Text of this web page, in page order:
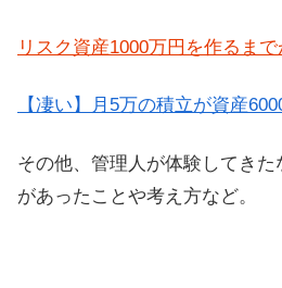
リスク資産1000万円を作るま
【凄い】月5万の積立が資産
その他、管理人が体験してき
があったことや考え方など。